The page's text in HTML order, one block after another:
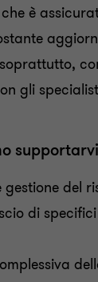
è
gli
supportarvi
gestione del
di